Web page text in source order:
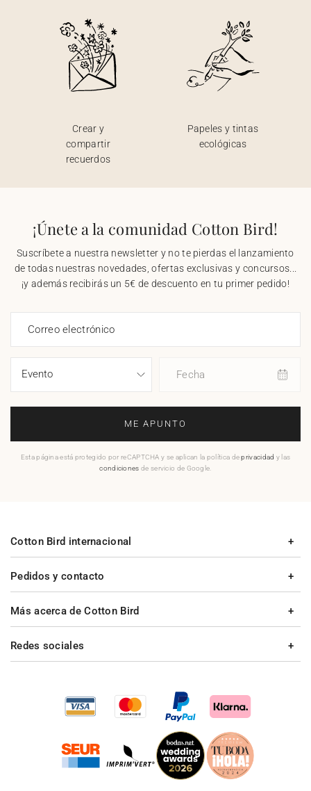
Crear y
compartir
recuerdos
Papeles y tintas
ecológicas
¡Únete a la comunidad Cotton Bird!
Suscríbete a nuestra newsletter y no te pierdas el lanzamiento
de todas nuestras novedades, ofertas exclusivas y concursos...
¡y además recibirás un 5€ de descuento en tu primer pedido!
Correo electrónico
Fecha
ME APUNTO
Esta página está protegido por reCAPTCHA y se aplican la política deprivacidad y las
condiciones de servicio de Google.
Pedidos y contacto
Más acerca de Cotton Bird
Cotton Bird internacional
Redes sociales